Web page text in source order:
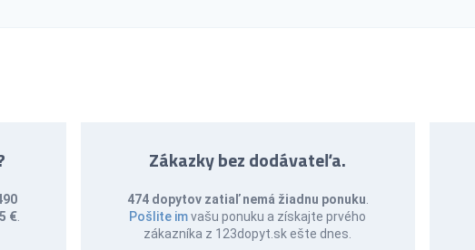
€.
Zákazky bez dodávateľa.
474 dopytov zatiaľ nemá žiadnu ponuku
Pošlite imvašu ponuku a získajte prvého
zákazníka z 123dopyt.sk ešte dnes.